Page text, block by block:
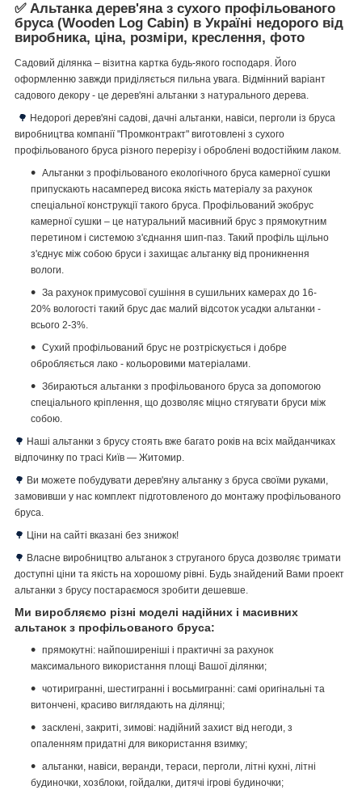
✅ Альтанка дерев'яна з сухого профільованого
бруса (Wooden Log Cabin) в Україні недорого від
виробника, ціна, розміри, креслення, фото
Садовий ділянка – візитна картка будь-якого господаря. Його
оформленню завжди приділяється пильна увага. Відмінний варіант
садового декору - це дерев'яні альтанки з натурального дерева.
🌳 Недорогі дерев'яні садові, дачні альтанки, навіси, перголи із бруса
виробництва компанії "Промконтракт" виготовлені з сухого
профільованого бруса різного перерізу і оброблені водостійким лаком.
Альтанки з профільованого екологічного бруса камерної сушки
припускають насамперед висока якість матеріалу за рахунок
спеціальної конструкції такого бруса. Профільований экобрус
камерної сушки – це натуральний масивний брус з прямокутним
перетином і системою з'єднання шип-паз. Такий профіль щільно
з'єднує між собою бруси і захищає альтанку від проникнення
вологи.
За рахунок примусової сушіння в сушильних камерах до 16-
20% вологості такий брус дає малий відсоток усадки альтанки -
всього 2-3%.
Сухий профільований брус не розтріскується і добре
обробляється лако - кольоровими матеріалами.
Збираються альтанки з профільованого бруса за допомогою
спеціального кріплення, що дозволяє міцно стягувати бруси між
собою.
🌳 Наші альтанки з брусу стоять вже багато років на всіх майданчиках
відпочинку по трасі Київ ― Житомир.
🌳 Ви можете побудувати дерев'яну альтанку з бруса своїми руками,
замовивши у нас комплект підготовленого до монтажу профільованого
бруса.
🌳 Ціни на сайті вказані без знижок!
🌳 Власне виробництво альтанок з струганого бруса дозволяє тримати
доступні ціни та якість на хорошому рівні. Будь знайдений Вами проект
альтанки з брусу постараємося зробити дешевше.
Ми виробляємо різні моделі надійних і масивних
альтанок з профільованого бруса:
прямокутні: найпоширеніші і практичні за рахунок
максимального використання площі Вашої ділянки;
чотиригранні, шестигранні і восьмигранні: самі оригінальні та
витончені, красиво виглядають на ділянці;
засклені, закриті, зимові: надійний захист від негоди, з
опаленням придатні для використання взимку;
альтанки, навіси, веранди, тераси, перголи, літні кухні, літні
будиночки, хозблоки, гойдалки, дитячі ігрові будиночки;